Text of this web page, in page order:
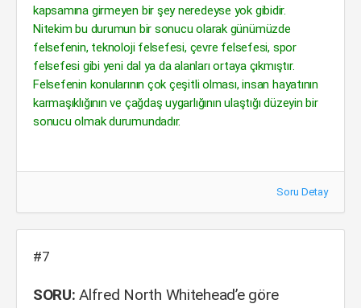
kapsamına girmeyen bir şey neredeyse yok gibidir.
Nitekim bu durumun bir sonucu olarak günümüzde
felsefenin, teknoloji felsefesi, çevre felsefesi, spor
felsefesi gibi yeni dal ya da alanları ortaya çıkmıştır.
Felsefenin konularının çok çeşitli olması, insan hayatının
karmaşıklığının ve çağdaş uygarlığının ulaştığı düzeyin bir
sonucu olmak durumundadır.
Soru Detay
#7
SORU: Alfred North Whitehead’e göre